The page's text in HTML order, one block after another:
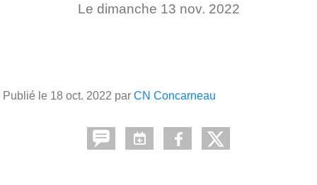
Le dimanche 13 nov. 2022
Publié le 18 oct. 2022 par CN Concarneau